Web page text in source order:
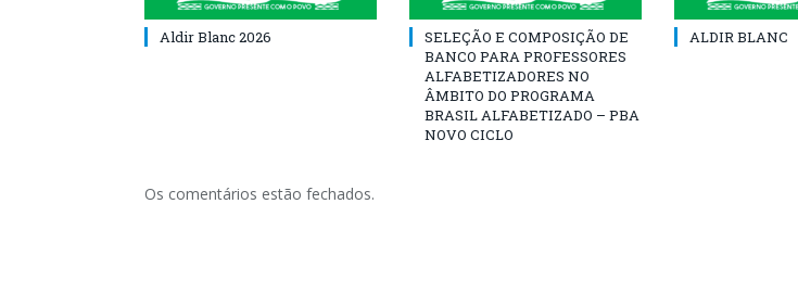
Aldir Blanc 2026
SELEÇÃO E COMPOSIÇÃO DE
BANCO PARA PROFESSORES
ALFABETIZADORES NO
ÂMBITO DO PROGRAMA
BRASIL ALFABETIZADO – PBA
NOVO CICLO
ALDIR BLANC
Os comentários estão fechados.